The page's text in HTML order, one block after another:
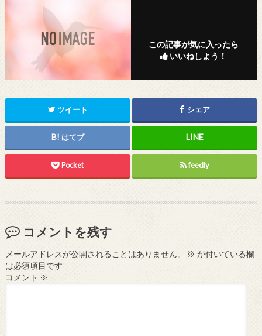
この記事が気に入ったら
いいねしよう！
ツイート シェア
はてブ
Pocket feedly
コメントを残す
メールアドレスが公開されることはありません。 ※ が付いている欄
は必須項目です
コメント ※